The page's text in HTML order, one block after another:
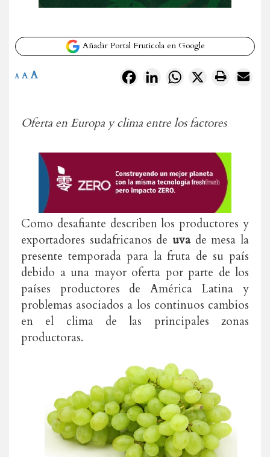
Añadir Portal Frutícola en Google
FacebookLinkedInWhatsApp
X
A A A
Oferta en Europa y clima entre los factores
Como desafiante describen los productores y
exportadores sudafricanos de uva de mesa la
presente temporada para la fruta de su país
debido a una mayor oferta por parte de los
países productores de América Latina y
problemas asociados a los continuos cambios
en el clima de las principales zonas
productoras.